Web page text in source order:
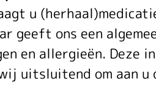
u
geeft ons een
en allergieën. Deze
uitsluitend om aan u